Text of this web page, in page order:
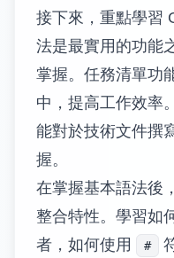
接下來，重點學習
法是最實用的功能
掌握。任務清單功
中，提高工作效率
能對於技術文件撰
握。
在掌握基本語法後
整合特性。學習如
者，如何使用
#